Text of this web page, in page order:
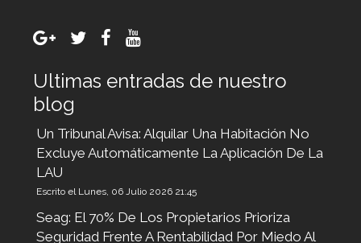
Ultimas entradas de nuestro
blog
Un Tribunal Avisa: Alquilar Una Habitación No
Excluye Automáticamente La Aplicación De La
LAU
Escrito el Lunes, 06 Julio 2026 21:45
Seag: El 70% De Los Propietarios Prioriza
Seguridad Frente A Rentabilidad Por Miedo Al